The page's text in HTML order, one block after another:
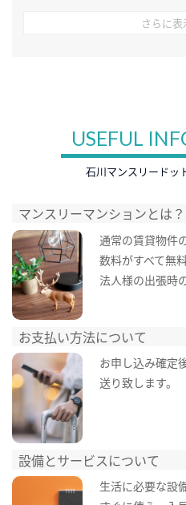
さらに表
USEFUL
石川マンスリードッ
マンスリーマンションとは？
通常の賃貸物件
数料がすべて無
法人様の出張時
お支払い方法について
お申し込み確定
送り致します。
設備とサービスについて
生活に必要な設